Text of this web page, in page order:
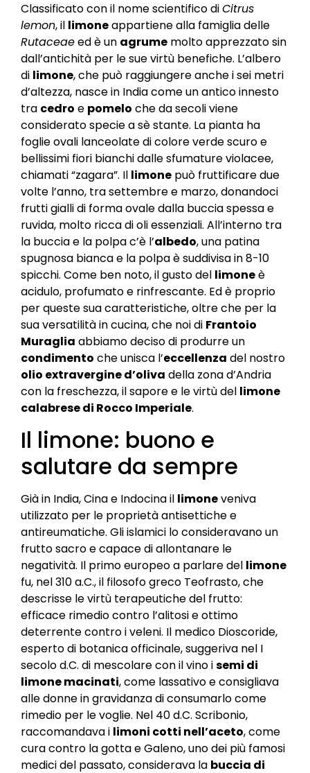
Classificato con il nome scientifico diCitrus
lemon, il limoneappartiene alla famiglia delle
Rutaceaeed è un agrume molto apprezzato sin
dall’antichità per le sue virtù benefiche. L’albero
di limone, che può raggiungere anche i sei metri
d’altezza, nasce in India come un antico innesto
tra cedro e pomelo che da secoli viene
considerato specie a sè stante. La pianta ha
foglie ovali lanceolate di colore verde scuro e
bellissimi fiori bianchi dalle sfumature violacee,
chiamati “zagara”. Il limone può fruttificare due
volte l’anno, tra settembre e marzo, donandoci
frutti gialli di forma ovale dalla buccia spessa e
ruvida, molto ricca di oli essenziali. All’interno tra
la buccia e la polpa c’è l’albedo, una patina
spugnosa bianca e la polpa è suddivisa in 8-10
spicchi. Come ben noto, il gusto del limoneè
acidulo, profumato e rinfrescante. Ed è proprio
per queste sua caratteristiche, oltre che per la
sua versatilità in cucina, che noi di Frantoio
Muraglia abbiamo deciso di produrre un
condimento che unisca l’eccellenza del nostro
olio extravergine d’oliva della zona d’Andria
con la freschezza, il sapore e le virtù del limone
calabrese di Rocco Imperiale.
Il limone: buono e
salutare da sempre
Già in India, Cina e Indocina il limoneveniva
utilizzato per le proprietà antisettiche e
antireumatiche. Gli islamici lo consideravano un
frutto sacro e capace di allontanare le
negatività. Il primo europeo a parlare del limone
fu, nel 310 a.C., il filosofo greco Teofrasto, che
descrisse le virtù terapeutiche del frutto:
efficace rimedio contro l’alitosi e ottimo
deterrente contro i veleni. Il medico Dioscoride,
esperto di botanica officinale, suggeriva nel I
secolo d.C. di mescolare con il vino isemi di
limone macinati, come lassativo e consigliava
alle donne in gravidanza di consumarlo come
rimedio per le voglie. Nel 40 d.C. Scribonio,
raccomandava i limoni cotti nell’aceto, come
cura contro la gotta e Galeno, uno dei più famosi
medici del passato, considerava la buccia di